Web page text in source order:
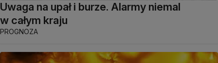
Uwaga na upał i burze. Alarmy niemal
w całym kraju
PROGNOZA